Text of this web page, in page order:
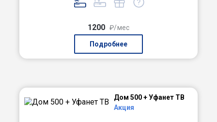
1200 ₽/мес
Подробнее
Дом 500 + Уфанет ТВ
Акция